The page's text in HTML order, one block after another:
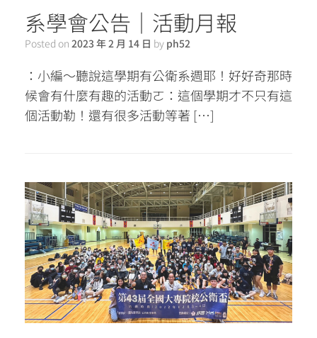
系學會公告｜活動月報
Posted on 2023 年 2 月 14 日 by ph52
：小編～聽說這學期有公衛系週耶！好好奇那時
候會有什麼有趣的活動ㄛ：這個學期才不只有這
個活動勒！還有很多活動等著 […]